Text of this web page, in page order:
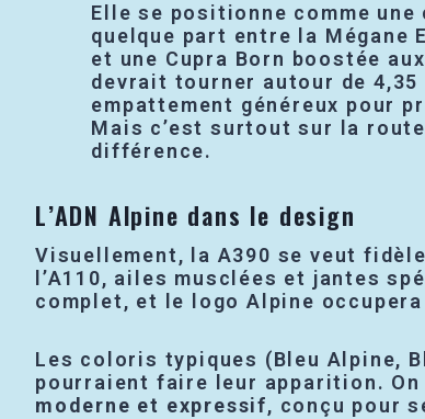
Elle se positionne comme une
quelque part entre la Mégane
et une Cupra Born boostée
devrait tourner autour de 4,35
empattement généreux pour
Mais c’est surtout sur la
différence.
L’ADN Alpine dans le design
Visuellement, la A390 se veut
l’A110, ailes musclées et jantes
complet, et le logo Alpine
Les coloris typiques (Bleu Alpine,
pourraient faire leur apparition. On
moderne et expressif, conçu pour